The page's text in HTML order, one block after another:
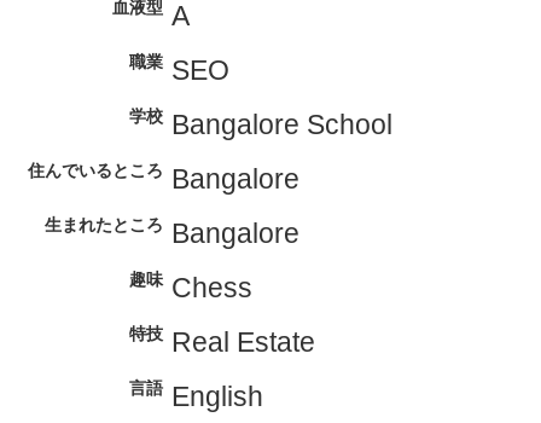
血液型 A
職業 SEO
学校 Bangalore School
住んでいるところ Bangalore
生まれたところ Bangalore
趣味 Chess
特技 Real Estate
言語 English